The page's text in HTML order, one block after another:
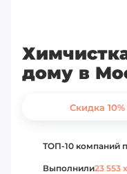
дому в
Скидка 10%
ТОП-10 компаний
Выполнили23 553